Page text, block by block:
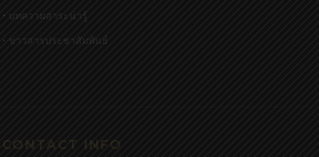
• บทความสาระน่ารู้
• ข่าวสารประชาสัมพันธ์
CONTACT INFO